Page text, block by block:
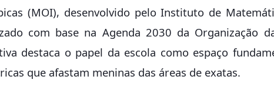
(MOI), desenvolvido pelo Instituto de
com base na Agenda 2030 da Organização
destaca o papel da escola como espaço
que afastam meninas das áreas de exatas.